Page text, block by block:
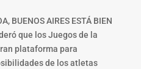
BUENOS AIRES ESTÁ BIEN
que los Juegos de la
plataforma para
de los atletas